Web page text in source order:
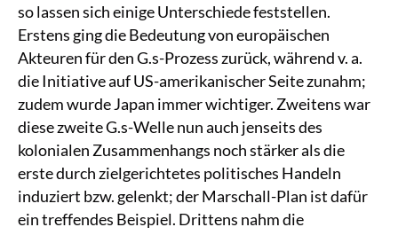
so lassen sich einige Unterschiede feststellen.
Erstens ging die Bedeutung von europäischen
Akteuren für den G.s-Prozess zurück, während v. a.
die Initiative auf US-amerikanischer Seite zunahm;
zudem wurde Japan immer wichtiger. Zweitens war
diese zweite G.s-Welle nun auch jenseits des
kolonialen Zusammenhangs noch stärker als die
erste durch zielgerichtetes politisches Handeln
induziert bzw. gelenkt; der Marschall-Plan ist dafür
ein treffendes Beispiel. Drittens nahm die